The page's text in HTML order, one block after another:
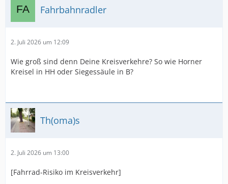
Fahrbahnradler
2. Juli 2026 um 12:09
Wie groß sind denn Deine Kreisverkehre? So wie Horner
Kreisel in HH oder Siegessäule in B?
Th(oma)s
2. Juli 2026 um 13:00
[Fahrrad-Risiko im Kreisverkehr]